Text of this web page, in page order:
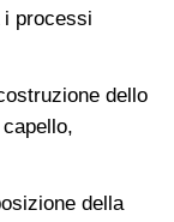
i processi
dello
della